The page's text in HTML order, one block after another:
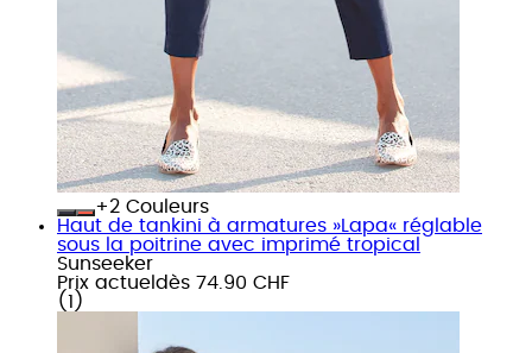
+
Couleurs
Haut de tankini à armatures »Lapa« réglable
sous la poitrine avec imprimé tropical
Sunseeker
Prix actuel dès 74.90 CHF
( 1 )